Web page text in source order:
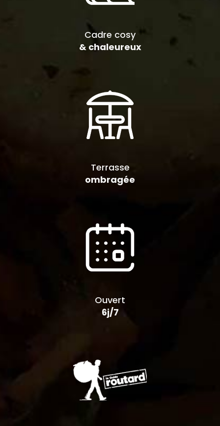
Cadre cosy
& chaleureux
Terrasse
ombragée
Ouvert
6j/7